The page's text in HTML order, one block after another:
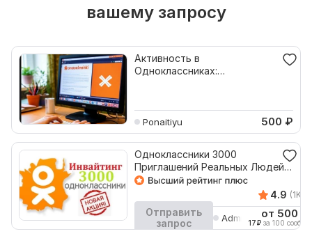
вашему запросу
Активность в
Одноклассниках:
Ponaitiyu 500 ₽
Кворк остановлен
Одноклассники 3000
Приглашений Реальных Людей
Акция 150%
4.9 (1K+)
Отправить
запрос
AdminArtiот 500
17₽ за 100 сообщ.